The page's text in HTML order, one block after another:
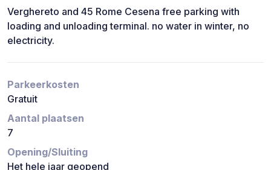
Verghereto and 45 Rome Cesena free parking with
loading and unloading terminal. no water in winter, no
electricity.
Parkeerkosten
Gratuit
Aantal plaatsen
7
Opening/Sluiting
Het hele jaar geopend